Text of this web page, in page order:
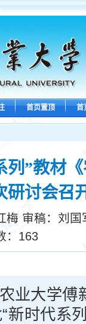
首页置顶 首
列”教材
研讨会召
梅 审稿：刘
： 163
业大学傅
新时代系